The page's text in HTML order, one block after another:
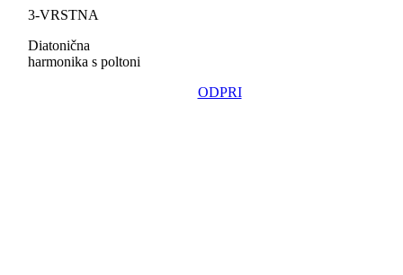
3-VRSTNA
Diatonična
harmonika s poltoni
ODPRI